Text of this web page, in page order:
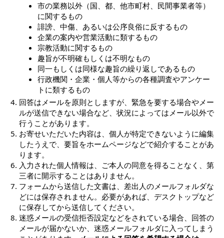
市の業務以外（国、都、他市町村、民間事業者等）
に関するもの
誹謗、中傷、あるいは公序良俗に反するもの
企業の案内や営業活動に類するもの
宗教活動に関するもの
趣旨が不明確もしくは不明なもの
同一もしくは同様な趣旨の繰り返しであるもの
行政機関・企業・個人等からの各種調査やアンケー
トに類するもの
回答はメールを原則としますが、緊急を要する場合やメー
ルが送信できない場合など、状況によってはメール以外で
行うことがあります。
お寄せいただいた内容は、個人が特定できないように編集
したうえで、要旨をホームページなどで紹介することがあ
ります。
入力された個人情報は、ご本人の同意を得ることなく、第
三者に開示することはありません。
フォームから送信した文書は、差出人のメールフォルダな
どには保存されません。必要があれば、デスクトップなど
に保存してから送信してください。
迷惑メールの受信拒否設定などをされている場合、回答の
メールが届かないか、迷惑メールフォルダに入ってしまう